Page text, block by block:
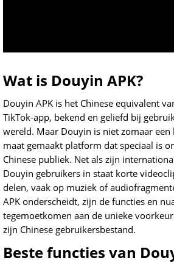
Wat is Douyin APK?
Douyin APK is het Chinese equivalent
TikTok-app, bekend en geliefd bij
wereld. Maar Douyin is niet zomaar
maat gemaakt platform dat speciaal is
Chinese publiek. Net als zijn
Douyin gebruikers in staat korte
delen, vaak op muziek of
APK onderscheidt, zijn de functies en
tegemoetkomen aan de unieke
zijn Chinese gebruikersbestand.
Beste functies van